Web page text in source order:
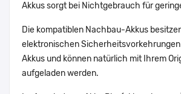
Akkus sorgt bei Nichtgebrauch für
Die kompatiblen Nachbau-Akkus
elektronischen Sicherheitsvorkehrungen
Akkus und können natürlich mit Ihrem
aufgeladen werden.